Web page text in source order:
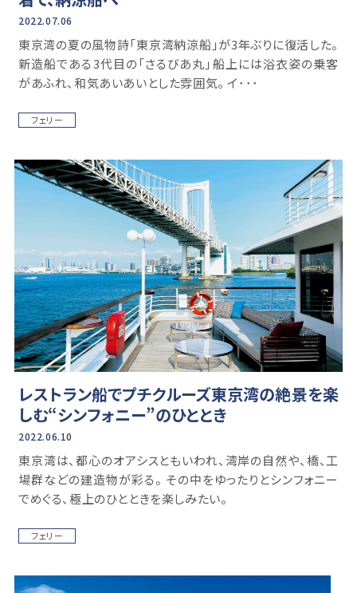
2022.07.06
東京湾の夏の風物詩「東京湾納涼船」が3年ぶりに復活した。
新造船である3代目の「さるびあ丸」船上には浴衣姿の乗客
があふれ、和気あいあいとした雰囲気。 イ･･･
フェリー
レストラン船でプチクルーズ東京湾の絶景を楽
しむ“シンフォニー”のひととき
2022.06.10
東京湾は、都心のオアシスともいわれ、湾岸の自然や、橋、工
場群などの建造物が彩る。 その中をゆったりとシンフォニー
でめぐる、極上のひとときを楽しみたい。
フェリー